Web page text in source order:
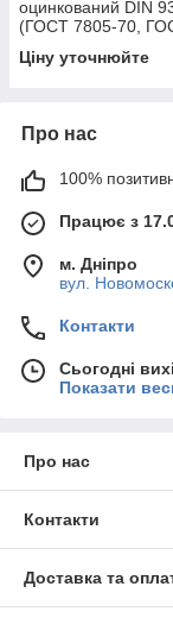
оцинкований DIN
(ГОСТ 7805-70,
Ціну уточнюйте
Про нас
100%
Працює з
м. Дніпро
вул.
Контакти
Сьогодні
Показати
Про нас
Контакти
Доставка та